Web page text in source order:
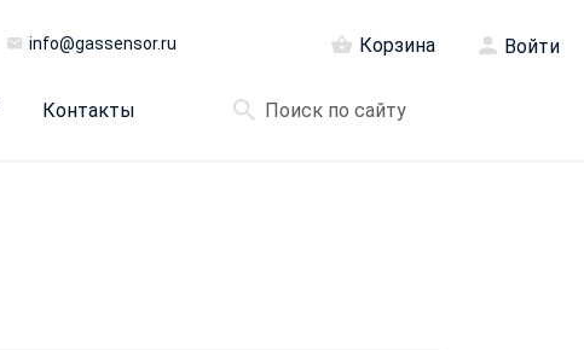
info@gassensor.ru Корзина Войти
Контакты